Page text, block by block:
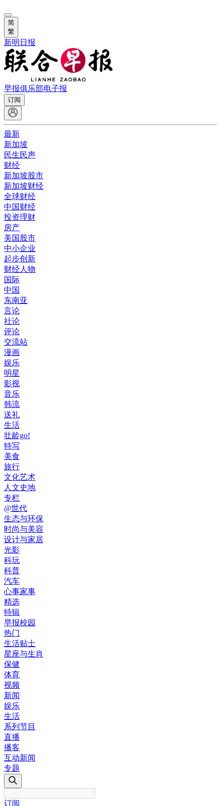
简
繁
新明日报
早报俱乐部电子报
订阅
最新
新加坡
民生民声
财经
新加坡股市
新加坡财经
全球财经
中国财经
投资理财
房产
美国股市
中小企业
起步创新
财经人物
国际
中国
东南亚
言论
社论
评论
交流站
漫画
娱乐
明星
影视
音乐
韩流
送礼
生活
壮龄go!
特写
美食
旅行
文化艺术
人文史地
专栏
@世代
生态与环保
时尚与美容
设计与家居
光影
科玩
科普
汽车
心事家事
精选
特辑
早报校园
热门
生活贴士
星座与生肖
保健
体育
视频
新闻
娱乐
生活
系列节目
直播
播客
互动新闻
专题
订阅